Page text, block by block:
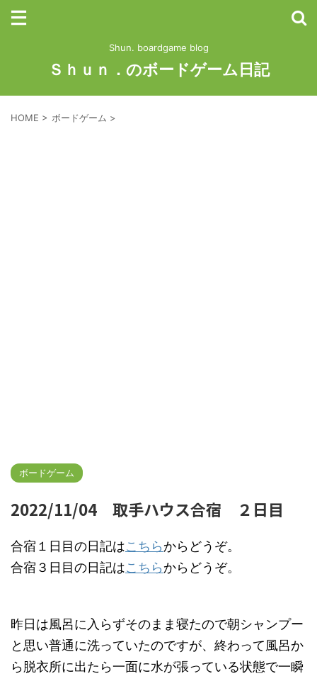
Shun. boardgame blog
Ｓｈｕｎ．のボードゲーム日記
HOME > ボードゲーム >
ボードゲーム
2022/11/04 取手ハウス合宿 ２日目
合宿１日目の日記はこちらからどうぞ。
合宿３日目の日記はこちらからどうぞ。
昨日は風呂に入らずそのまま寝たので朝シャンプー
と思い普通に洗っていたのですが、終わって風呂か
ら脱衣所に出たら一面に水が張っている状態で一瞬